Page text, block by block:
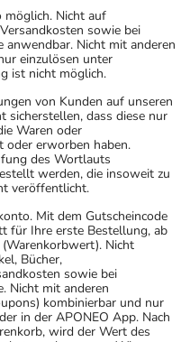
Nicht auf
sowie bei
anwendbar. Nicht mit anderen
einzulösen unter
ist nicht möglich.
von Kunden auf unseren
sicherstellen, dass diese nur
Waren oder
oder erworben haben.
des Wortlauts
werden, die insoweit zu
veröffentlicht.
Mit dem Gutscheincode
für Ihre erste Bestellung, ab
Nicht
Bücher,
sowie bei
Nicht mit anderen
kombinierbar und nur
in der APONEO App. Nach
wird der Wert des